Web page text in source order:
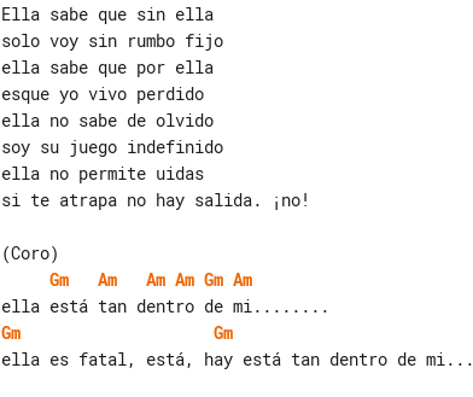
Ella sabe que sin ella
solo voy sin rumbo fijo
ella sabe que por ella
esque yo vivo perdido
ella no sabe de olvido
soy su juego indefinido
ella no permite uidas
si te atrapa no hay salida. ¡no!
Gm
Am Am Am Gm Am
Gm
Gm
ella es fatal, está, hay está tan dentro de mi...